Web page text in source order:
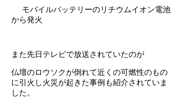
モバイルバッテリーのリチウムイオン電池
から発火
また先日テレビで放送されていたのが
仏壇のロウソクが倒れて近くの可燃性のもの
に引火し火災が起きた事例も紹介されていま
した。